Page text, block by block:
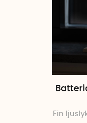
Fin